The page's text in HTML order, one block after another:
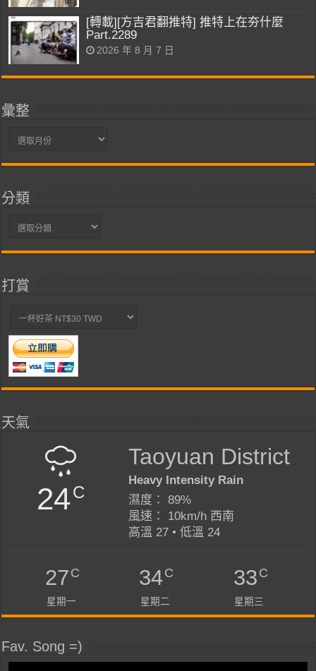
[轉載][方吉君翻推特] 推特上在夯什麼
Part.2289
2026 年 8 月 7 日
彙整
彙
分類
分
打賞
天氣
24C
Taoyuan District
Heavy Intensity Rain
濕度： 89%
風速： 10km/h 西南
高溫 27 • 低溫 24
27C
星期一
34C
星期二
33C
星期三
Fav. Song =)